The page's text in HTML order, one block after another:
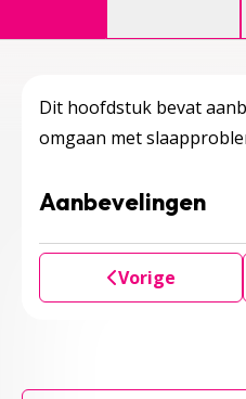
Dit hoofdstuk bevat
omgaan met
Aanbevelingen
Vorige